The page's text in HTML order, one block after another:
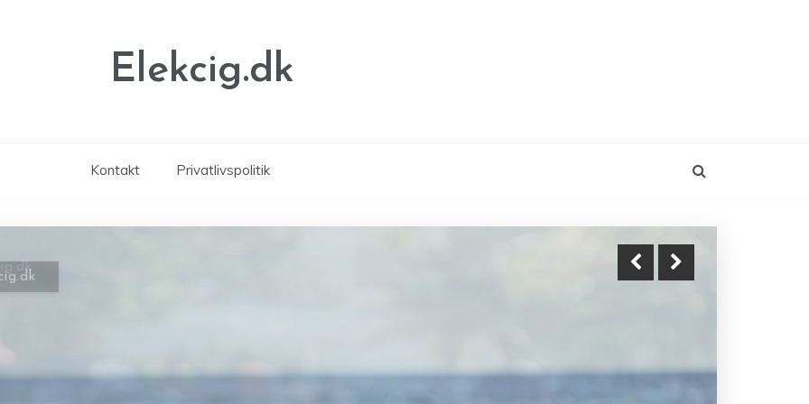
Elekcig.dk
Kontakt Privatlivspolitik